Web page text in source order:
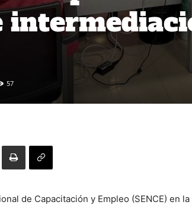
57
de Capacitación y Empleo (SENCE) en